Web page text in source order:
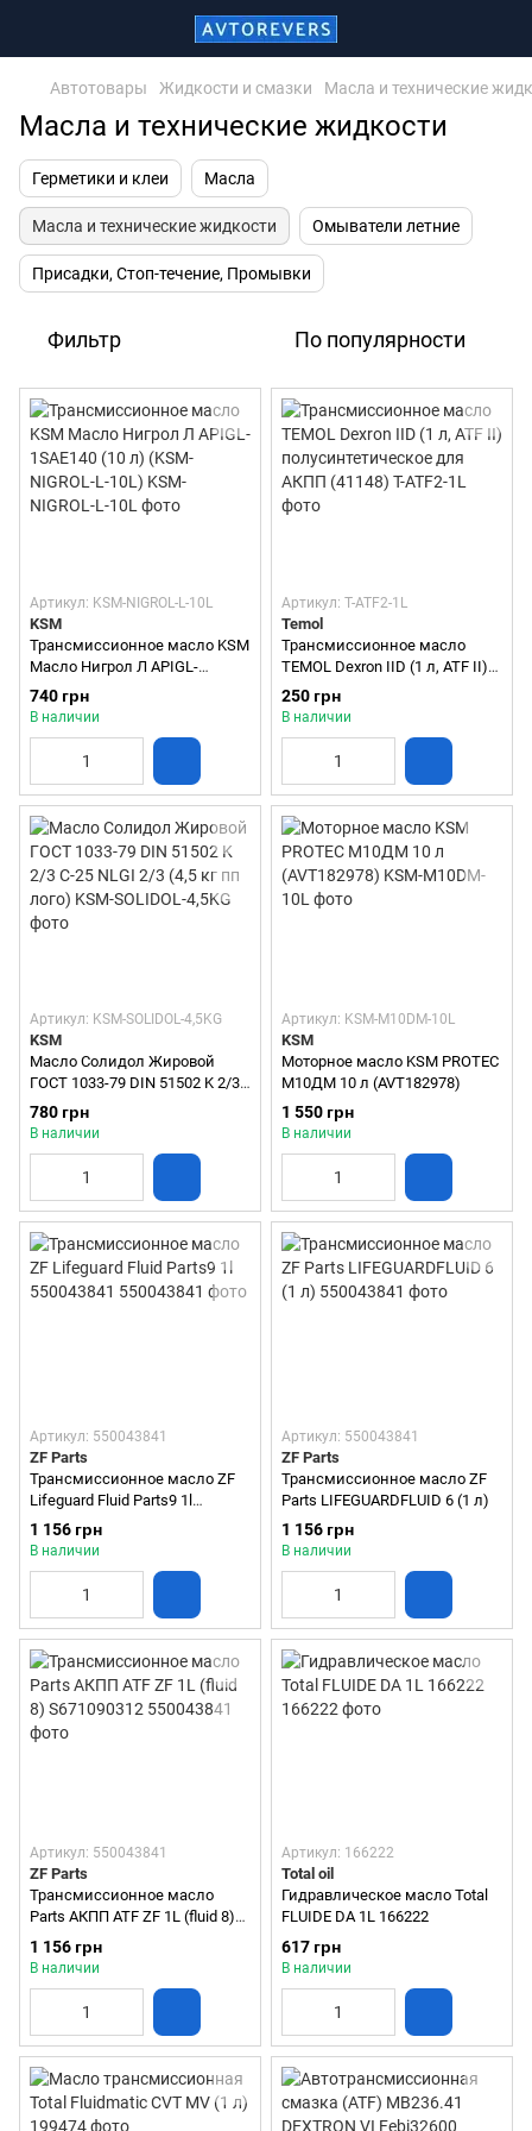
Автотовары Жидкости и смазки Масла и технические
Масла и технические жидкости
Герметики и клеи Масла
Масла и технические жидкости Омыватели летние
Присадки, Стоп-течение, Промывки
Фильтр По популярности
Артикул: KSM-NIGROL-L-10L
KSM
Трансмиссионное масло KSM
Масло Нигрол Л APIGL-
1SAE140 (10 л) (KSM-NIGROL-
L-10L)
740 грн
В наличии
Артикул: T-ATF2-1L
Temol
Трансмиссионное масло
TEMOL Dexron IID (1 л, ATF II)
полусинтетическое для АКПП
(41148)
250 грн
В наличии
Артикул: KSM-SOLIDOL-4,5KG
KSM
Масло Солидол Жировой
ГОСТ 1033-79 DIN 51502 K 2/3
C-25 NLGI 2/3 (4,5 кг пп лого)
780 грн
В наличии
Артикул: KSM-M10DM-10L
KSM
Моторное масло KSM PROTEC
М10ДМ 10 л (AVT182978)
1 550 грн
В наличии
Артикул: 550043841
ZF Parts
Трансмиссионное масло ZF
Lifeguard Fluid Parts9 1l
550043841
1 156 грн
В наличии
Артикул: 550043841
ZF Parts
Трансмиссионное масло ZF
Parts LIFEGUARDFLUID 6 (1 л)
1 156 грн
В наличии
Артикул: 550043841
ZF Parts
Трансмиссионное масло
Parts АКПП ATF ZF 1L (fluid 8)
S671090312
1 156 грн
В наличии
Артикул: 166222
Total oil
Гидравлическое масло Total
FLUIDE DA 1L 166222
617 грн
В наличии